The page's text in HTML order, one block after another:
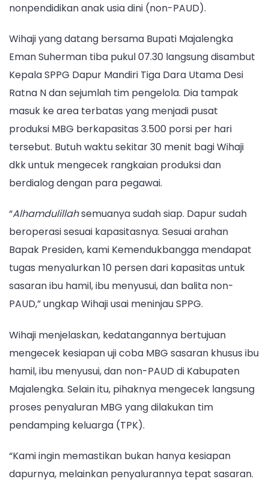
nonpendidikan anak usia dini (non-PAUD).
Wihaji yang datang bersama Bupati Majalengka
Eman Suherman tiba pukul 07.30 langsung disambut
Kepala SPPG Dapur Mandiri Tiga Dara Utama Desi
Ratna N dan sejumlah tim pengelola. Dia tampak
masuk ke area terbatas yang menjadi pusat
produksi MBG berkapasitas 3.500 porsi per hari
tersebut. Butuh waktu sekitar 30 menit bagi Wihaji
dkk untuk mengecek rangkaian produksi dan
berdialog dengan para pegawai.
“Alhamdulillahsemuanya sudah siap. Dapur sudah
beroperasi sesuai kapasitasnya. Sesuai arahan
Bapak Presiden, kami Kemendukbangga mendapat
tugas menyalurkan 10 persen dari kapasitas untuk
sasaran ibu hamil, ibu menyusui, dan balita non-
PAUD,” ungkap Wihaji usai meninjau SPPG.
Wihaji menjelaskan, kedatangannya bertujuan
mengecek kesiapan uji coba MBG sasaran khusus ibu
hamil, ibu menyusui, dan non-PAUD di Kabupaten
Majalengka. Selain itu, pihaknya mengecek langsung
proses penyaluran MBG yang dilakukan tim
pendamping keluarga (TPK).
“Kami ingin memastikan bukan hanya kesiapan
dapurnya, melainkan penyalurannya tepat sasaran.